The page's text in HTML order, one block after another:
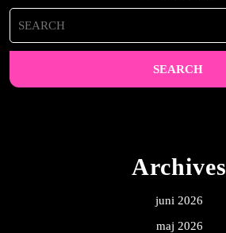
Search
for:
Archives
juni 2026
maj 2026